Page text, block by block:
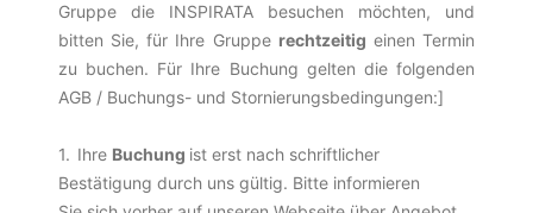
Gruppe die INSPIRATA besuchen möchten, und
bitten Sie, für Ihre Gruppe rechtzeitig einen Termin
zu buchen. Für Ihre Buchung gelten die folgenden
AGB / Buchungs- und Stornierungsbedingungen:]
1. Ihre Buchung ist erst nach schriftlicher
Bestätigung durch uns gültig. Bitte informieren